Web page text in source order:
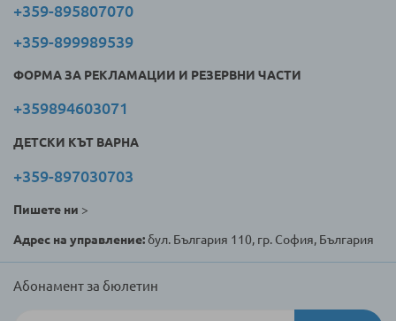
+359-895807070
+359-899989539
ФОРМА ЗА РЕКЛАМАЦИИ И РЕЗЕРВНИ ЧАСТИ
+359894603071
ДЕТСКИ КЪТ ВАРНА
+359-897030703
Пишете ни >
Адрес на управление:бул. България 110, гр. София, България
Абонамент за бюлетин